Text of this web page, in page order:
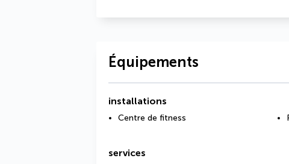
Équipements
installations
Centre de fitness
services